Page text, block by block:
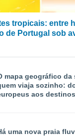
tropicais: entre
de Portugal sob
mapa geográfico da
viaja sozinho:
aos
uma nova praia